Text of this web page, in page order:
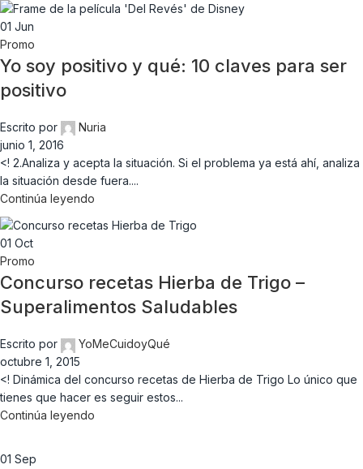
01 Jun
Promo
Yo soy positivo y qué: 10 claves para ser
positivo
Escrito por
Nuria
junio 1, 2016
<! 2.Analiza y acepta la situación. Si el problema ya está ahí, analiza
la situación desde fuera....
Continúa leyendo
01 Oct
Promo
Concurso recetas Hierba de Trigo –
Superalimentos Saludables
Escrito por
YoMeCuidoyQué
octubre 1, 2015
<! Dinámica del concurso recetas de Hierba de Trigo Lo único que
tienes que hacer es seguir estos...
Continúa leyendo
01 Sep